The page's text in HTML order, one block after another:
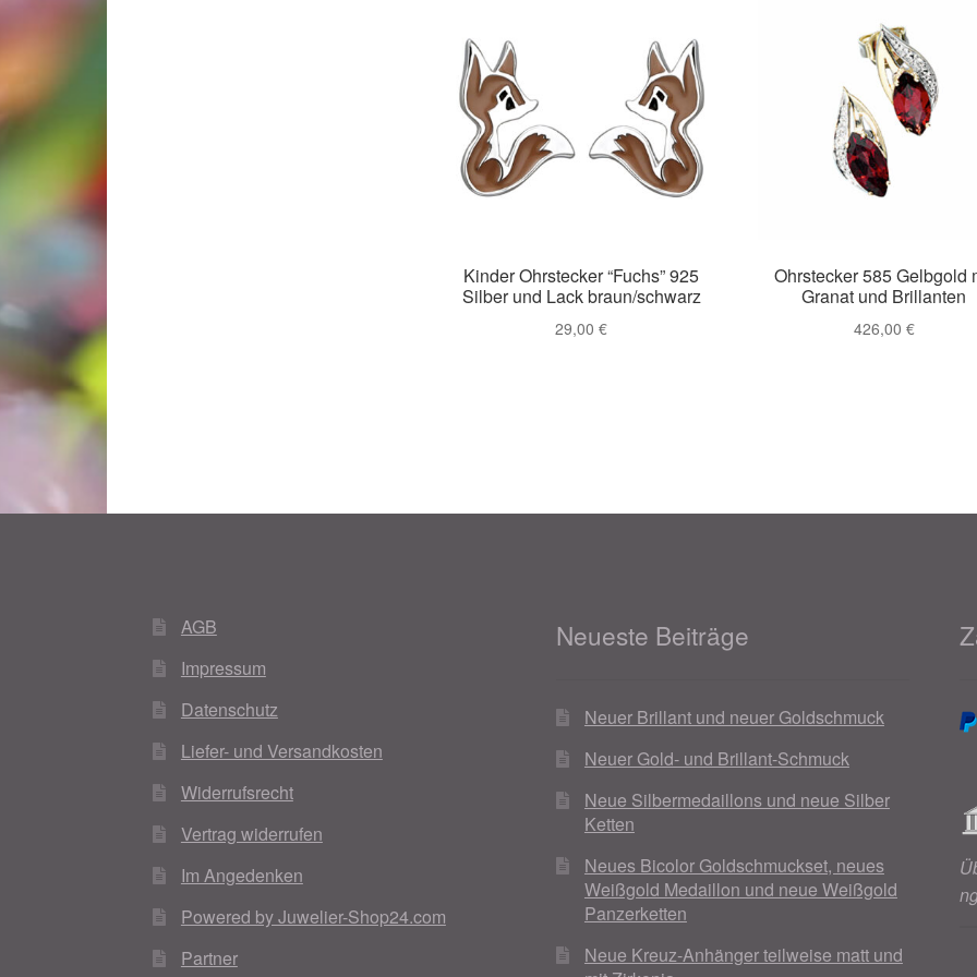
Kinder Ohrstecker “Fuchs” 925
Silber und Lack braun/schwarz
29,00€
Ohrstecker 585 Gelbgold
Granat und Brillanten
426,00 €
AGB
Impressum
Datenschutz
Liefer- und Versandkosten
Widerrufsrecht
Vertrag widerrufen
Im Angedenken
Powered by Juwelier-Shop24.com
Partner
Neueste Beiträge
Neuer Brillant und neuer Goldschmuck
Neuer Gold- und Brillant-Schmuck
Neue Silbermedaillons und neue Silber
Ketten
Neues Bicolor Goldschmuckset, neues
Weißgold Medaillon und neue Weißgold
Panzerketten
Neue Kreuz-Anhänger teilweise matt und